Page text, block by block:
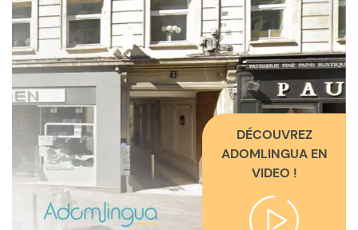
DÉCOUVREZ
ADOMLINGUA EN
VIDEO !